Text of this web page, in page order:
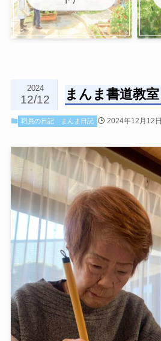
まんま書道教室
2024
12/12
職員の日記 まんま日記 2024年12月12日